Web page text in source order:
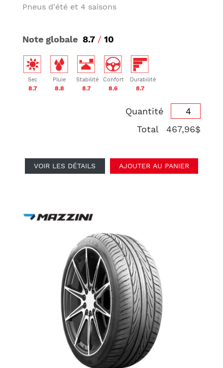
Pneus d'été et 4 saisons
Note globale 8.7 / 10
Sec
8.7
Pluie
8.8
Stabilité
8.7
Confort
8.6
Durabilité
8.7
Quantité
Total
467,96$
VOIR LES DÉTAILS AJOUTER AU PANIER